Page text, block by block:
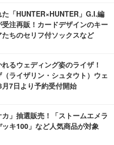
た「HUNTER×HUNTER」G.I.編
注再販！カードデザインのキー
ちのセリフ付ソックスなど
るウェディング姿のライザ！
ライザリン・シュタウト）ウェ
7日より予約受付開始
」抽選販売！「ストームエメラ
キ100」など人気商品が対象